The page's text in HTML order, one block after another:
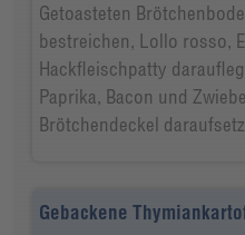
Getoasteten
bestreichen, Lollo rosso,
Hackfleischpatty
Paprika, Bacon und
Brötchendeckel
Gebackene